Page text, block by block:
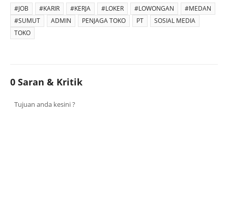
#JOB #KARIR #KERJA #LOKER #LOWONGAN
#MEDAN
#SUMUT
ADMIN PENJAGA TOKO PT
SOSIAL MEDIA
TOKO
0 Saran & Kritik
Tujuan anda kesini ?